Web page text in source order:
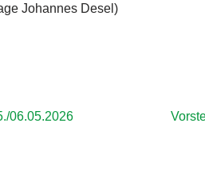
Johannes Desel)
06.05.2026